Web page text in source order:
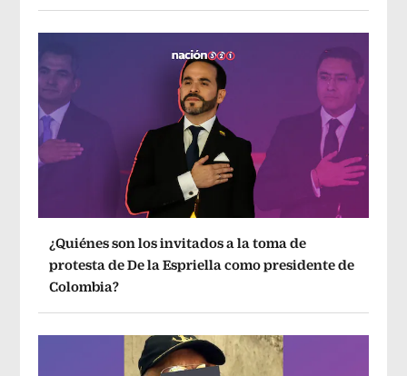
¿Quiénes son los invitados a la toma de
protesta de De la Espriella como presidente de
Colombia?